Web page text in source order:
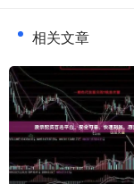
相关文章